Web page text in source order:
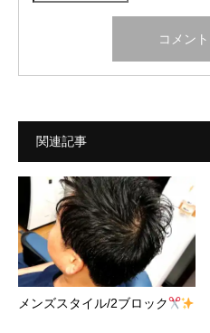
関連記事
メンズスタイル/2ブロック